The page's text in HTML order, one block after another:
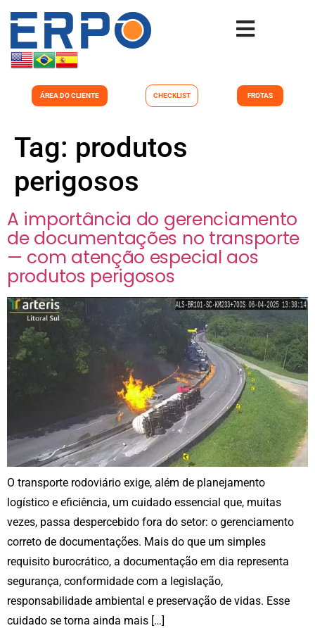
ÁREA DO CLIENTE CHECKLIST FROTAS
Tag: produtos
perigosos
A importância do gerenciamento
de documentações no transporte
— com atenção especial aos
produtos perigosos
O transporte rodoviário exige, além de planejamento
logístico e eficiência, um cuidado essencial que, muitas
vezes, passa despercebido fora do setor: o gerenciamento
correto de documentações. Mais do que um simples
requisito burocrático, a documentação em dia representa
segurança, conformidade com a legislação,
responsabilidade ambiental e preservação de vidas. Esse
cuidado se torna ainda mais […]